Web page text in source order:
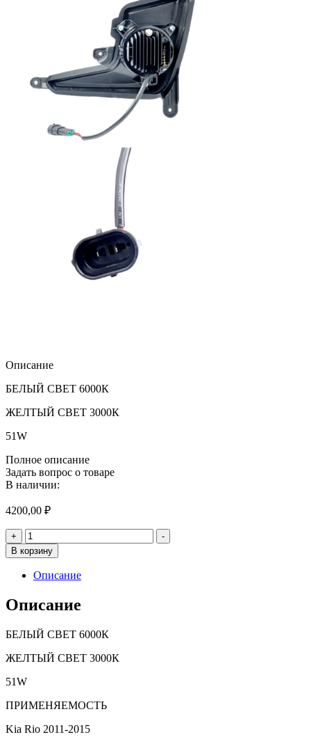
Описание
БЕЛЫЙ СВЕТ 6000К
ЖЕЛТЫЙ СВЕТ 3000К
51W
Полное описание
Задать вопрос о товаре
В наличии:
4200,00 ₽
+
Количество
товара
KIA
Rio
2
-
В корзину
Описание
Описание
БЕЛЫЙ СВЕТ 6000К
ЖЕЛТЫЙ СВЕТ 3000К
51W
ПРИМЕНЯЕМОСТЬ
Kia Rio 2011-2015